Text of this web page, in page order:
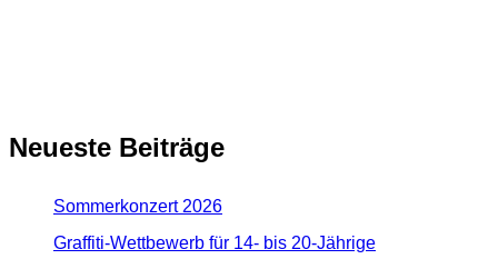
Neueste Beiträge
Sommerkonzert 2026
Graffiti-Wettbewerb für 14- bis 20-Jährige